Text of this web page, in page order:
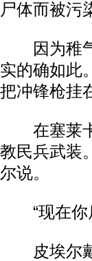
尸体而被污
因为稚气
实的确如此
把冲锋枪挂
在塞莱卡
教民兵武装
尔说。
“现在你
皮埃尔戴